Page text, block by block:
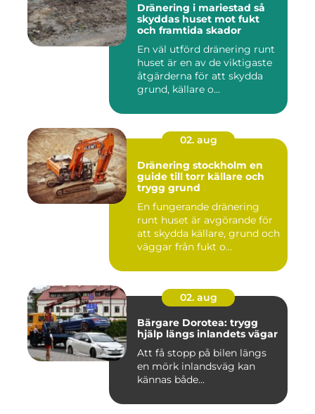
Dränering i mariestad så
skyddas huset mot fukt
och framtida skador
En väl utförd dränering runt
huset är en av de viktigaste
åtgärderna för att skydda
grund, källare o...
02. aug
Dränering stockholm en
guide till torr källare och
trygg grund
En fungerande dränering
runt huset är avgörande för
att skydda källare, grund och
väggar från fukt o...
02. aug
Bärgare Dorotea: trygg
hjälp längs inlandets vägar
Att få stopp på bilen längs
en mörk inlandsväg kan
kännas både...